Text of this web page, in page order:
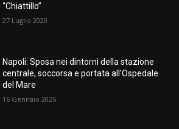
“Chiattillo”
27 Luglio 2020
Napoli: Sposa nei dintorni della stazione
centrale, soccorsa e portata all’Ospedale
del Mare
16 Gennaio 2026